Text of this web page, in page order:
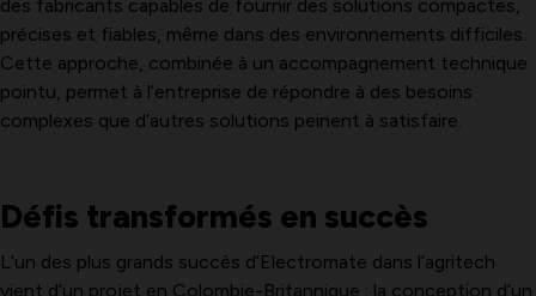
des fabricants capables de fournir des solutions compactes,
précises et fiables, même dans des environnements difficiles.
Cette approche, combinée à un accompagnement technique
pointu, permet à l’entreprise de répondre à des besoins
complexes que d’autres solutions peinent à satisfaire.
Défis transformés en succès
L’un des plus grands succès d’Electromate dans l’agritech
vient d’un projet en Colombie-Britannique : la conception d’un